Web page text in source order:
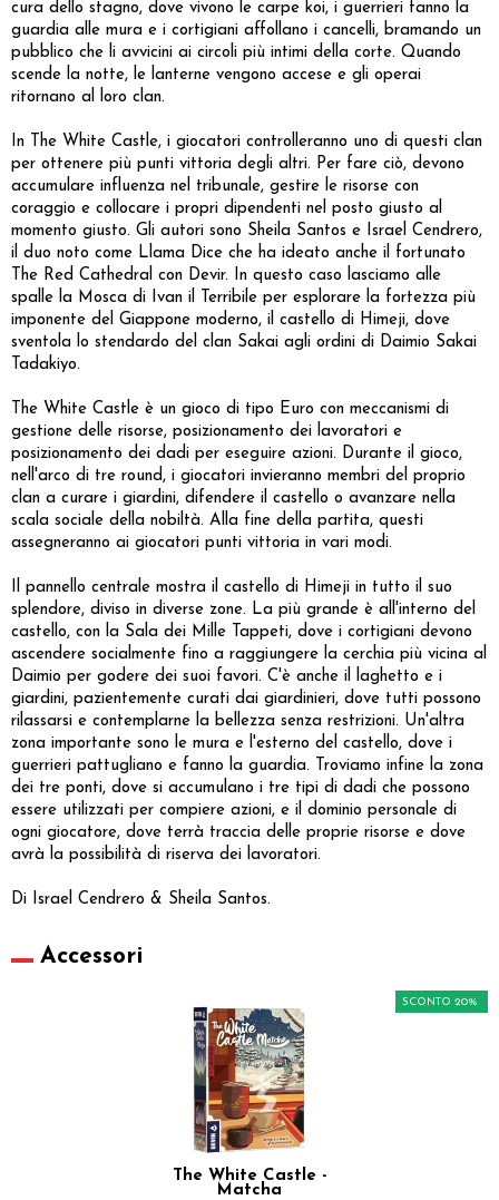
cura dello stagno, dove vivono le carpe koi, i guerrieri fanno la
guardia alle mura e i cortigiani affollano i cancelli, bramando un
pubblico che li avvicini ai circoli più intimi della corte. Quando
scende la notte, le lanterne vengono accese e gli operai
ritornano al loro clan.
In The White Castle, i giocatori controlleranno uno di questi clan
per ottenere più punti vittoria degli altri. Per fare ciò, devono
accumulare influenza nel tribunale, gestire le risorse con
coraggio e collocare i propri dipendenti nel posto giusto al
momento giusto. Gli autori sono Sheila Santos e Israel Cendrero,
il duo noto come Llama Dice che ha ideato anche il fortunato
The Red Cathedral con Devir. In questo caso lasciamo alle
spalle la Mosca di Ivan il Terribile per esplorare la fortezza più
imponente del Giappone moderno, il castello di Himeji, dove
sventola lo stendardo del clan Sakai agli ordini di Daimio Sakai
Tadakiyo.
The White Castle è un gioco di tipo Euro con meccanismi di
gestione delle risorse, posizionamento dei lavoratori e
posizionamento dei dadi per eseguire azioni. Durante il gioco,
nell'arco di tre round, i giocatori invieranno membri del proprio
clan a curare i giardini, difendere il castello o avanzare nella
scala sociale della nobiltà. Alla fine della partita, questi
assegneranno ai giocatori punti vittoria in vari modi.
Il pannello centrale mostra il castello di Himeji in tutto il suo
splendore, diviso in diverse zone. La più grande è all'interno del
castello, con la Sala dei Mille Tappeti, dove i cortigiani devono
ascendere socialmente fino a raggiungere la cerchia più vicina al
Daimio per godere dei suoi favori. C'è anche il laghetto e i
giardini, pazientemente curati dai giardinieri, dove tutti possono
rilassarsi e contemplarne la bellezza senza restrizioni. Un'altra
zona importante sono le mura e l'esterno del castello, dove i
guerrieri pattugliano e fanno la guardia. Troviamo infine la zona
dei tre ponti, dove si accumulano i tre tipi di dadi che possono
essere utilizzati per compiere azioni, e il dominio personale di
ogni giocatore, dove terrà traccia delle proprie risorse e dove
avrà la possibilità di riserva dei lavoratori.
Di Israel Cendrero & Sheila Santos.
Accessori
The White Castle -
Matcha
SCONTO 20%